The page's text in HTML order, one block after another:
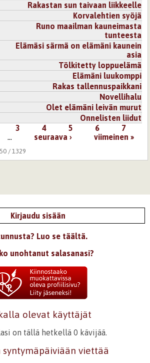
Rakastan sun taivaan liikkeelle
Korvalehtien syöjä
Runo maailman kauneimasta
tunteesta
Elämäsi särmä on elämäni kaunein
asia
Tölkitetty loppuelämä
Elämäni luukomppi
Rakas tallennuspaikkani
Novellihalu
Olet elämäni leivän murut
Onnelisten liidut
3 4 5 6
7
… seuraava › viimeinen »
/ 1329
Kirjaudu sisään
Luo se täältä.
unohtanut salasanasi?
olevat käyttäjät
on tällä hetkellä 0 kävijää.
syntymäpäiviään viettää